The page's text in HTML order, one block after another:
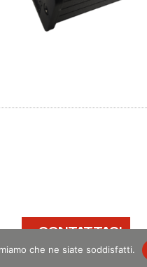
CONTATTACI
che ne siate soddisfatti.